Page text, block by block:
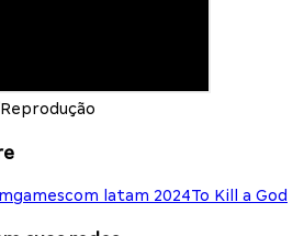
gamescom latam 2024To Kill a God